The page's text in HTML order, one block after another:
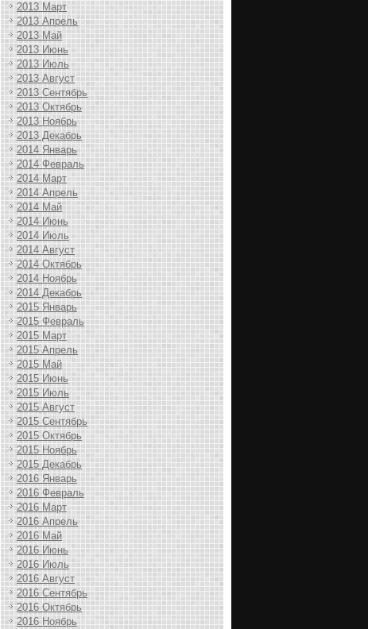
2013 Март
2013 Апрель
2013 Май
2013 Июнь
2013 Июль
2013 Август
2013 Сентябрь
2013 Октябрь
2013 Ноябрь
2013 Декабрь
2014 Январь
2014 Февраль
2014 Март
2014 Апрель
2014 Май
2014 Июнь
2014 Июль
2014 Август
2014 Октябрь
2014 Ноябрь
2014 Декабрь
2015 Январь
2015 Февраль
2015 Март
2015 Апрель
2015 Май
2015 Июнь
2015 Июль
2015 Август
2015 Сентябрь
2015 Октябрь
2015 Ноябрь
2015 Декабрь
2016 Январь
2016 Февраль
2016 Март
2016 Апрель
2016 Май
2016 Июнь
2016 Июль
2016 Август
2016 Сентябрь
2016 Октябрь
2016 Ноябрь